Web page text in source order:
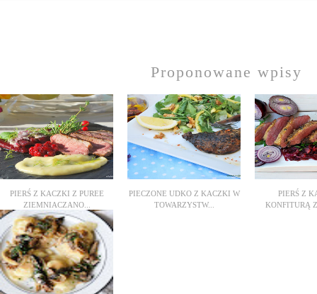
Proponowane wpisy
PIERŚ Z KACZKI Z PUREE
ZIEMNIACZANO...
PIECZONE UDKO Z KACZKI W
TOWARZYSTW...
PIERŚ Z
KONFITURĄ